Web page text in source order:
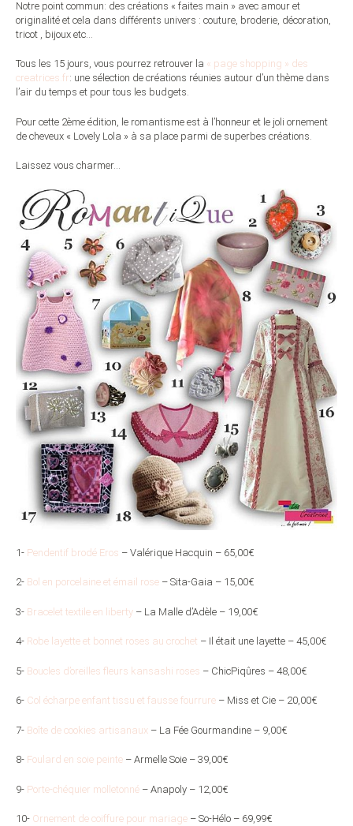
Notre point commun: des créations « faites main » avec amour et
originalité et cela dans différents univers : couture, broderie, décoration,
tricot , bijoux etc…
Tous les 15 jours, vous pourrez retrouver la « page shopping » des
creatrices.fr: une sélection de créations réunies autour d’un thème dans
l’air du temps et pour tous les budgets.
Pour cette 2ème édition, le romantisme est à l’honneur et le joli ornement
de cheveux « Lovely Lola » à sa place parmi de superbes créations.
Laissez vous charmer…
1- Pendentif brodé Eros – Valérique Hacquin – 65,00€
2- Bol en porcelaine et émail rose – Sita-Gaia – 15,00€
3- Bracelet textile en liberty – La Malle d’Adèle – 19,00€
4- Robe layette et bonnet roses au crochet – Il était une layette – 45,00€
5- Boucles d’oreilles fleurs kansashi roses – ChicPiqûres – 48,00€
6- Col écharpe enfant tissu et fausse fourrure – Miss et Cie – 20,00€
7- Boîte de cookies artisanaux – La Fée Gourmandine – 9,00€
8- Foulard en soie peinte – Armelle Soie – 39,00€
9- Porte-chéquier molletonné – Anapoly – 12,00€
10- Ornement de coiffure pour mariage – So-Hélo – 69,99€